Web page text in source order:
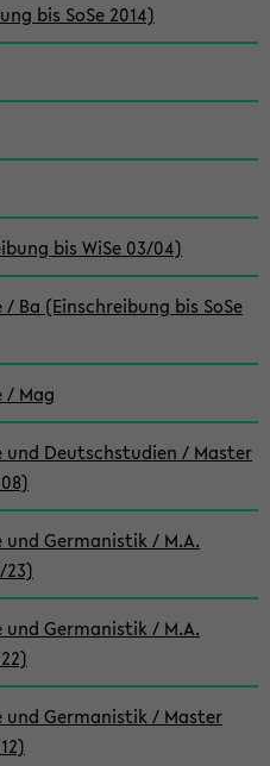
bis SoSe 2014)
bis WiSe 03/04)
Ba (Einschreibung bis SoSe
/ Mag
und Deutschstudien / Master
Germanistik / M.A.
23)
Germanistik / M.A.
und Germanistik / Master